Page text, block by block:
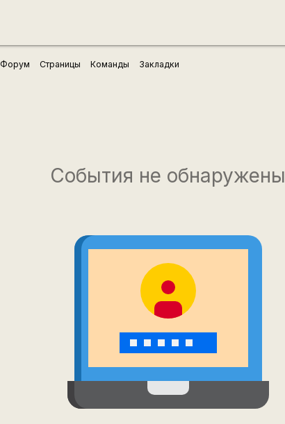
Форум Страницы Команды Закладки
События не обнаружены